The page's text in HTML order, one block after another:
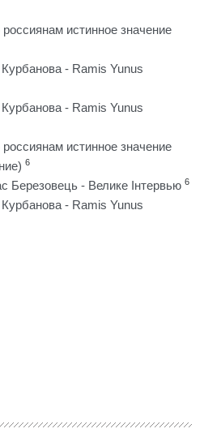
истинное значение
- Ramis Yunus
- Ramis Yunus
истинное значение
6
Березовець - Велике Інтервью 6
- Ramis Yunus